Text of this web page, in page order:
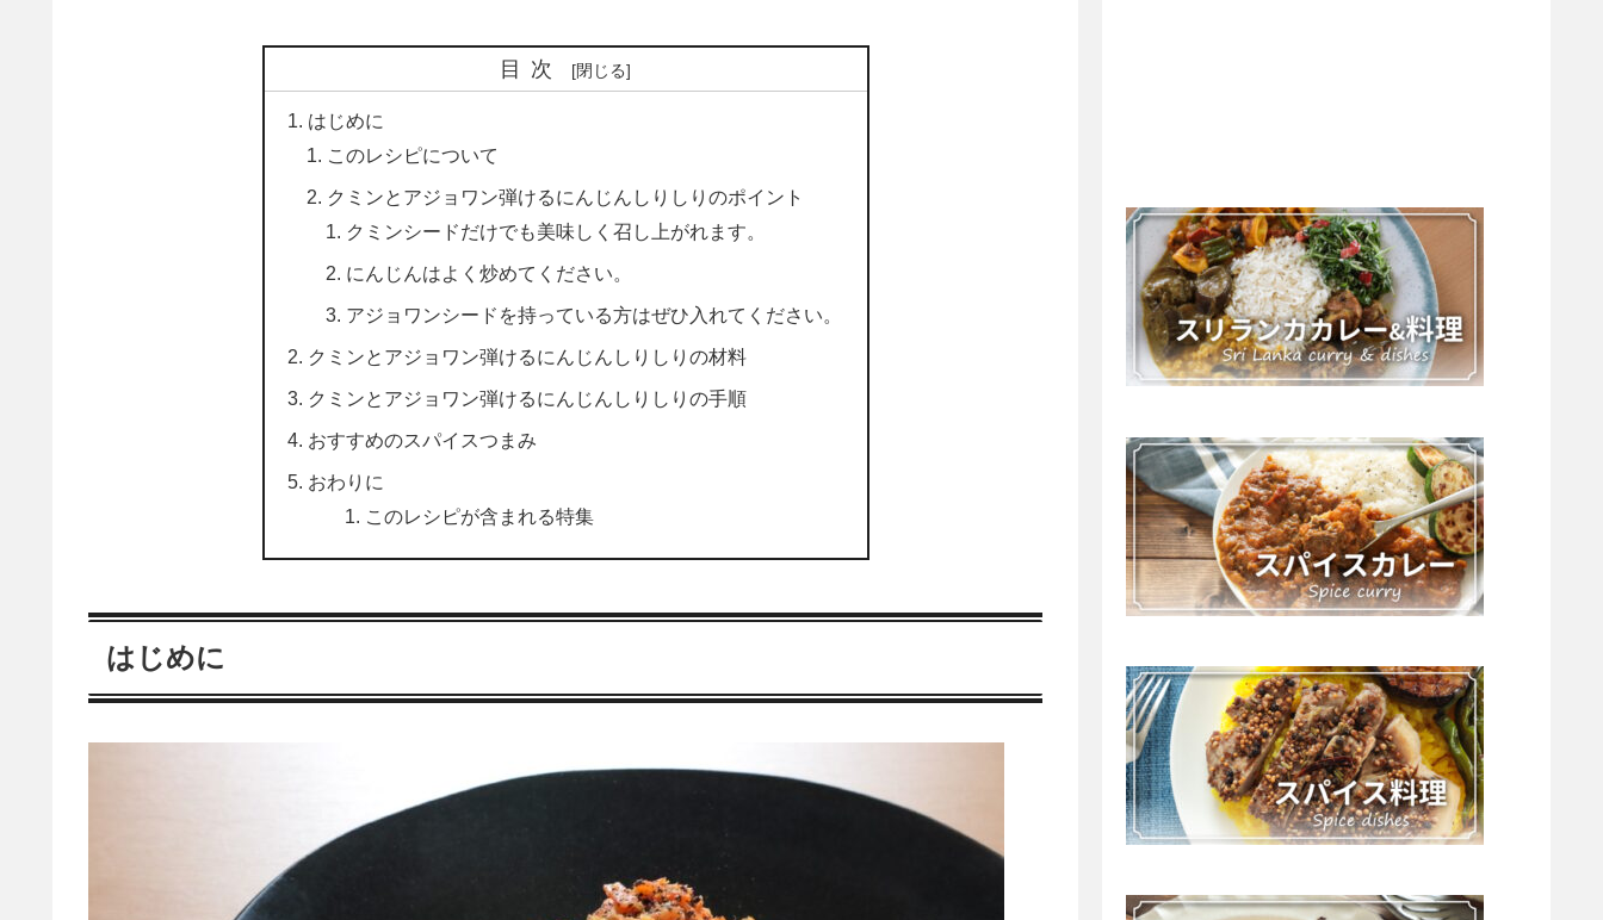
目次
はじめに
このレシピについて
クミンとアジョワン弾けるにんじんしりしりのポイント
クミンシードだけでも美味しく召し上がれます。
にんじんはよく炒めてください。
アジョワンシードを持っている方はぜひ入れてください。
クミンとアジョワン弾けるにんじんしりしりの材料
クミンとアジョワン弾けるにんじんしりしりの手順
おすすめのスパイスつまみ
おわりに
このレシピが含まれる特集
はじめに